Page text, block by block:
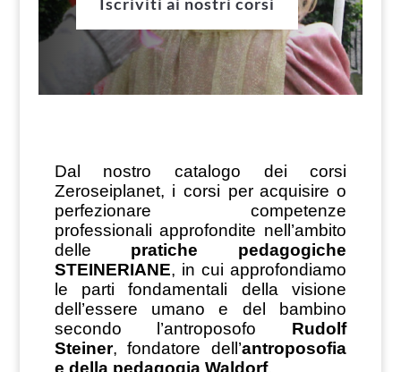
Iscriviti ai nostri corsi
Dal nostro catalogo dei corsi
Zeroseiplanet, i corsi per acquisire o
perfezionare competenze
professionali approfondite nell’ambito
delle pratiche pedagogiche
STEINERIANE, in cui approfondiamo
le parti fondamentali della visione
dell’essere umano e del bambino
secondo l’antroposofo Rudolf
Steiner, fondatore dell’antroposofia